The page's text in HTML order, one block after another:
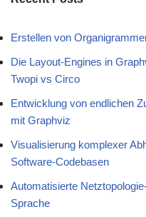
Erstellen von
Die Layout-Engines in
Twopi vs Circo
Entwicklung von endlichen
mit Graphviz
Visualisierung komplexer
Software-Codebasen
Automatisierte
Sprache